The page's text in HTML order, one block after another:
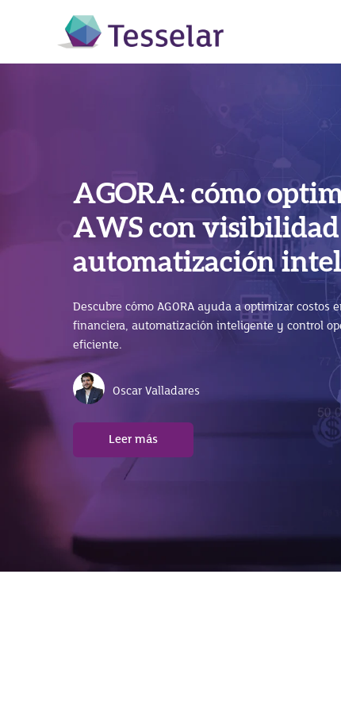
SAP Business One
beneficios para
empresa
AGORA: cómo
AWS con
automatización
Descubre cómo AGORA ayuda a optimizar costos
financiera, automatización inteligente y control
eficiente.
Oscar Valladares
Leer más
SAP Business
(BTP): cómo
con SAP S/4HANA
Descubre cómo SAP Business Technology
integra sistemas y potencia SAP S/4HANA sin